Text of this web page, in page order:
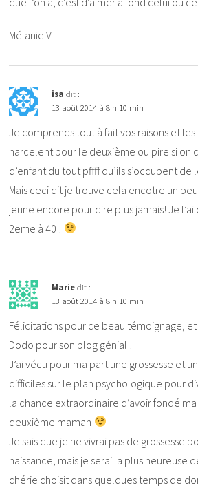
Mélanie V
isa dit :
13 août 2014 à 8 h 10 min
Je comprends tout à fait vos raisons et les
harcelent pour le deuxième ou pire si on
d’enfant du tout pffff qu’ils s’occupent de
Mais ceci dit je trouve cela encotre un
jeune encore pour dire plus jamais! Je l’ai
2eme à 40 !
Marie dit :
13 août 2014 à 8 h 10 min
Félicitations pour ce beau témoignage,
Dodo pour son blog génial !
J’ai vécu pour ma part une grossesse et
difficiles sur le plan psychologique pour
la chance extraordinaire d’avoir fondé
deuxième maman
Je sais que je ne vivrai pas de grossesse
naissance, mais je serai la plus heureuse
chérie choisit dans quelques temps de